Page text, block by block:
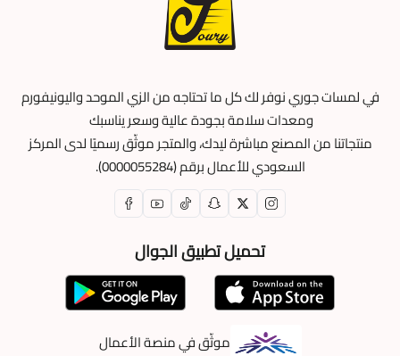
في لمسات جوري نوفر لك كل ما تحتاجه من الزي الموحد واليونيفورم
ومعدات سلامة بجودة عالية وسعر يناسبك
منتجاتنا من المصنع مباشرة ليدك، والمتجر موثّق رسميًا لدى المركز
السعودي للأعمال برقم (0000055284).
تحميل تطبيق الجوال
موثّق في منصة الأعمال